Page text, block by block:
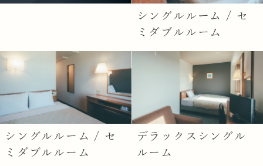
シングルルーム / セ
ミダブルルーム
シングルルーム / セ
ミダブルルーム
デラックスシングル
ルーム